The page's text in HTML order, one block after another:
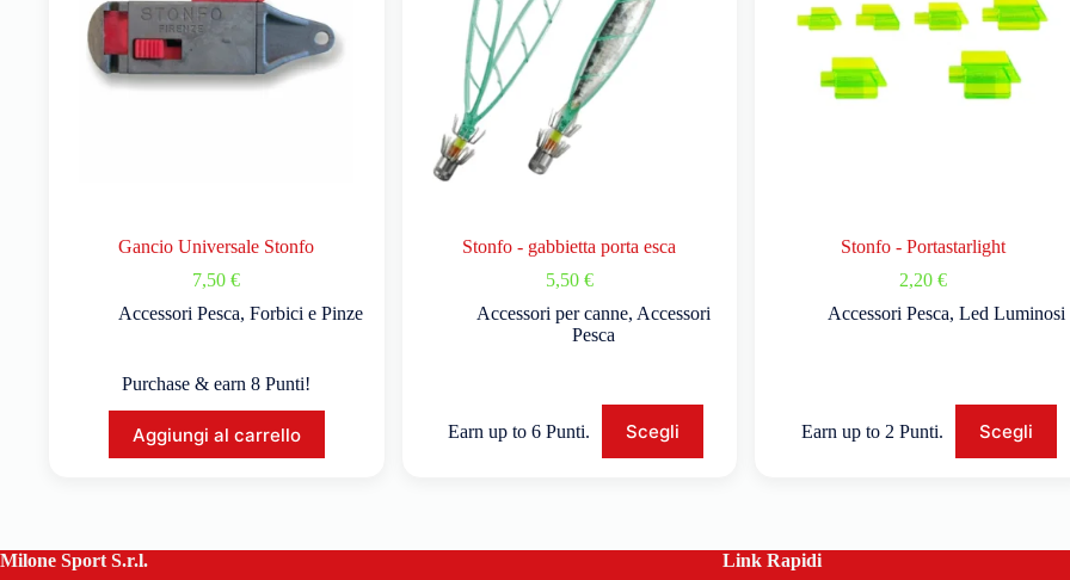
Gancio Universale Stonfo
7,50€
Accessori Pesca, Forbici e Pinze
Purchase & earn 8 Punti!
Aggiungi al carrello
Stonfo - gabbietta porta esca
5,50 €
Accessori per canne, Accessori
Pesca
Earn up to 6 Punti. Scegli
Stonfo - Portastarlight
2,20 €
Accessori Pesca,Led Luminosi
Earn up to 2 Punti. Scegli
Milone Sport S.r.l. Link Rapidi